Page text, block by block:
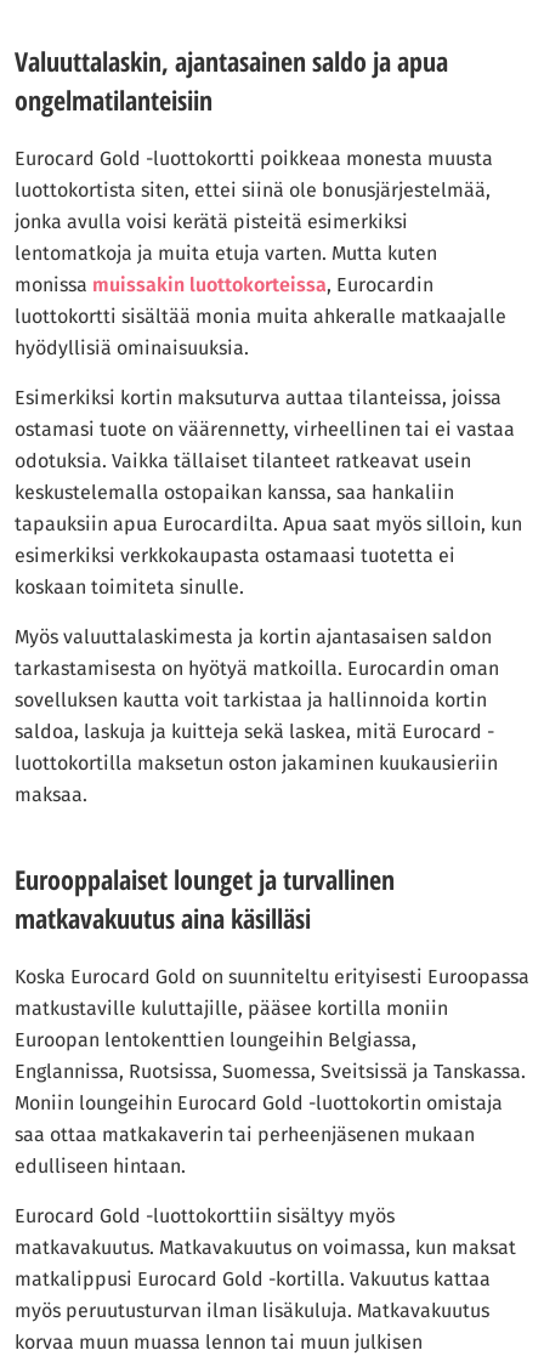
Valuuttalaskin, ajantasainen saldo ja apua
ongelmatilanteisiin
Eurocard Gold -luottokortti poikkeaa monesta muusta
luottokortista siten, ettei siinä ole bonusjärjestelmää,
jonka avulla voisi kerätä pisteitä esimerkiksi
lentomatkoja ja muita etuja varten. Mutta kuten
monissa muissakin luottokorteissa, Eurocardin
luottokortti sisältää monia muita ahkeralle matkaajalle
hyödyllisiä ominaisuuksia.
Esimerkiksi kortin maksuturva auttaa tilanteissa, joissa
ostamasi tuote on väärennetty, virheellinen tai ei vastaa
odotuksia. Vaikka tällaiset tilanteet ratkeavat usein
keskustelemalla ostopaikan kanssa, saa hankaliin
tapauksiin apua Eurocardilta. Apua saat myös silloin, kun
esimerkiksi verkkokaupasta ostamaasi tuotetta ei
koskaan toimiteta sinulle.
Myös valuuttalaskimesta ja kortin ajantasaisen saldon
tarkastamisesta on hyötyä matkoilla. Eurocardin oman
sovelluksen kautta voit tarkistaa ja hallinnoida kortin
saldoa, laskuja ja kuitteja sekä laskea, mitä Eurocard -
luottokortilla maksetun oston jakaminen kuukausieriin
maksaa.
Eurooppalaiset lounget ja turvallinen
matkavakuutus aina käsilläsi
Koska Eurocard Gold on suunniteltu erityisesti Euroopassa
matkustaville kuluttajille, pääsee kortilla moniin
Euroopan lentokenttien loungeihin Belgiassa,
Englannissa, Ruotsissa, Suomessa, Sveitsissä ja Tanskassa.
Moniin loungeihin Eurocard Gold -luottokortin omistaja
saa ottaa matkakaverin tai perheenjäsenen mukaan
edulliseen hintaan.
Eurocard Gold -luottokorttiin sisältyy myös
matkavakuutus. Matkavakuutus on voimassa, kun maksat
matkalippusi Eurocard Gold -kortilla. Vakuutus kattaa
myös peruutusturvan ilman lisäkuluja. Matkavakuutus
korvaa muun muassa lennon tai muun julkisen